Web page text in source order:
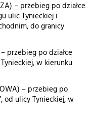
– przebieg po działce
ulic Tynieckiej i
do granicy
– przebieg po działce
w kierunku
– przebieg po
od ulicy Tynieckiej, w